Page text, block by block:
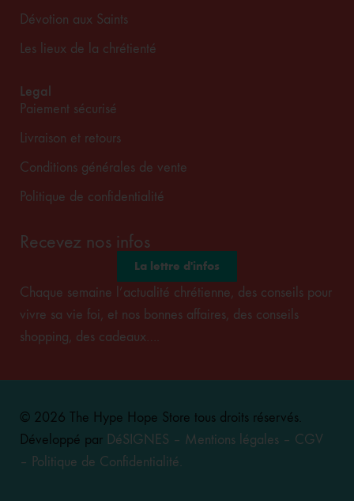
Dévotion aux Saints
Les lieux de la chrétienté
Legal
Paiement sécurisé
Livraison et retours
Conditions générales de vente
Politique de confidentialité
Recevez nos infos
La lettre d'infos
Chaque semaine l’actualité chrétienne, des conseils pour
vivre sa vie foi, et nos bonnes affaires, des conseils
shopping, des cadeaux….
© 2026 The Hype Hope Store tous droits réservés.
Développé par DéSIGNES – Mentions légales – CGV
– Politique de Confidentialité.